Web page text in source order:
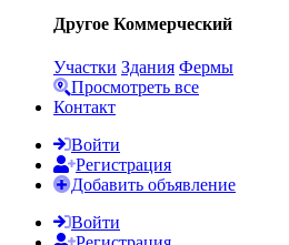
Другое Коммерческий
Участки Здания Фермы
Просмотреть все
Контакт
Войти
Регистрация
Добавить объявление
Войти